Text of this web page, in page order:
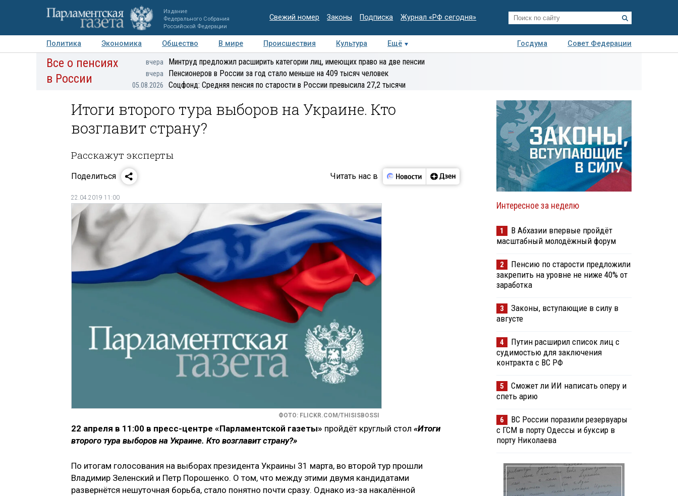
Издание
Федерального Собрания
Российской Федерации
Свежий номер Законы Подписка Журнал «РФ сегодня»
Политика Экономика Общество В мире Происшествия Культура Ещё Госдума
Совет Федерации
Авторы Персоны Мнения Регионы Медиацентр Интервью Колумнисты
Деловая
Все о пенсиях
в России
вчера Минтруд предложил расширить категории лиц, имеющих право на две пенсии
вчера Пенсионеров в России за год стало меньше на 409 тысяч человек
05.08.2026 Соцфонд: Средняя пенсия по старости в России превысила 27,2 тысячи
Итоги второго тура выборов на Украине. Кто
возглавит страну?
Расскажут эксперты
Поделиться Читать нас в
22.04.2019 11:00
ФОТО: FLICKR.COM/THISISBOSSI
22 апреля в 11:00 в пресс-центре «Парламентской газеты» пройдёт круглый стол «Итоги
второго тура выборов на Украине. Кто возглавит страну?»
По итогам голосования на выборах президента Украины 31 марта, во второй тур прошли
Владимир Зеленский и Петр Порошенко. О том, что между этими двумя кандидатами
развернётся нешуточная борьба, стало понятно почти сразу. Однако из-за накалённой
Интересное за неделю
1
В Абхазии впервые пройдёт
масштабный молодёжный форум
2
Пенсию по старости предложили
закрепить на уровне не ниже 40% от
заработка
3
Законы, вступающие в силу в
августе
4
Путин расширил список лиц с
судимостью для заключения
контракта с ВС РФ
5
Сможет ли ИИ написать оперу и
спеть арию
6
ВС России поразили резервуары
с ГСМ в порту Одессы и буксир в
порту Николаева